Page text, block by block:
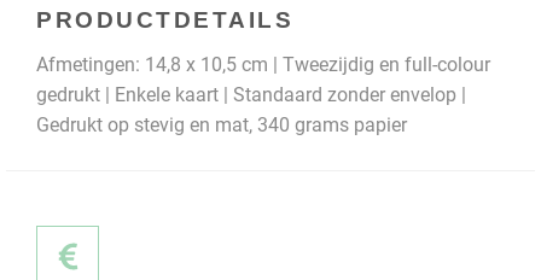
PRODUCTDETAILS
Afmetingen: 14,8 x 10,5 cm | Tweezijdig en full-colour
gedrukt | Enkele kaart | Standaard zonder envelop |
Gedrukt op stevig en mat, 340 grams papier